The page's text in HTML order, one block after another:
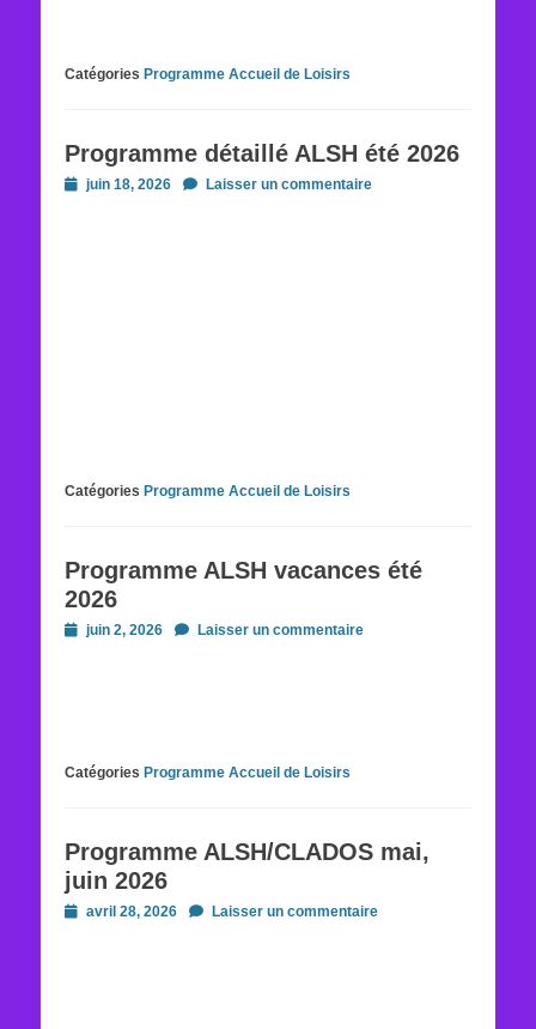
Catégories Programme Accueil de Loisirs
Programme détaillé ALSH été 2026
Postedjuin 18, 2026 Laisser un commentaire
Catégories Programme Accueil de Loisirs
Programme ALSH vacances été
2026
Postedjuin 2, 2026 Laisser un commentaire
Catégories Programme Accueil de Loisirs
Programme ALSH/CLADOS mai,
juin 2026
Postedavril 28, 2026 Laisser un commentaire